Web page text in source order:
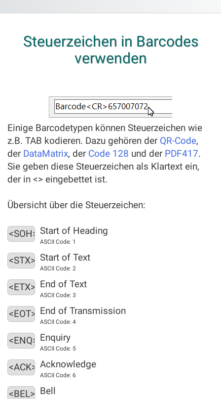
Steuerzeichen in Barcodes
verwenden
Einige Barcodetypen können Steuerzeichen wie
z.B. TAB kodieren. Dazu gehören der QR-Code,
der DataMatrix, der Code 128 und der PDF417.
Sie geben diese Steuerzeichen als Klartext ein,
der in <> eingebettet ist.
Übersicht über die Steuerzeichen:
<SOH> Start of Heading
ASCII Code: 1
<STX> Start of Text
ASCII Code: 2
<ETX> End of Text
ASCII Code: 3
<EOT> End of Transmission
ASCII Code: 4
<ENQ> Enquiry
ASCII Code: 5
<ACK> Acknowledge
ASCII Code: 6
<BEL> Bell